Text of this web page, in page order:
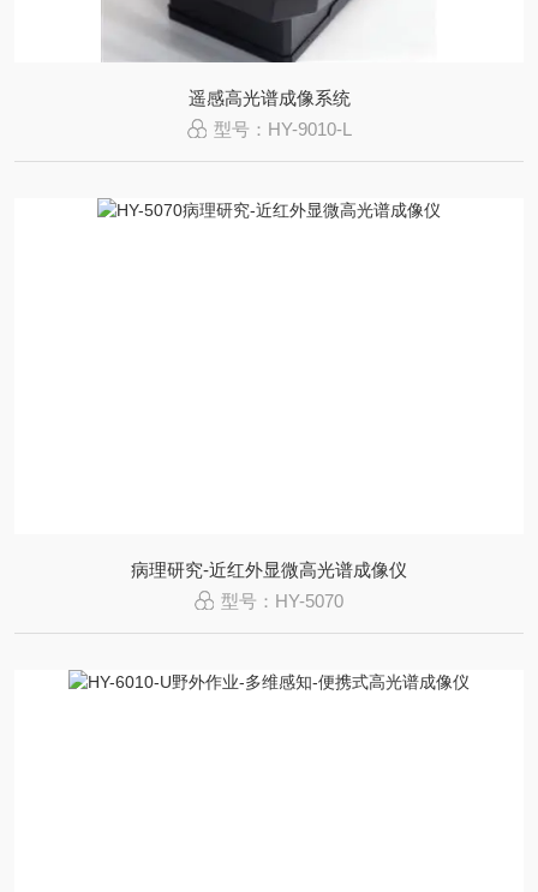
遥感高光谱成像系统
型号：HY-9010-L
病理研究-近红外显微高光谱成像仪
型号：HY-5070